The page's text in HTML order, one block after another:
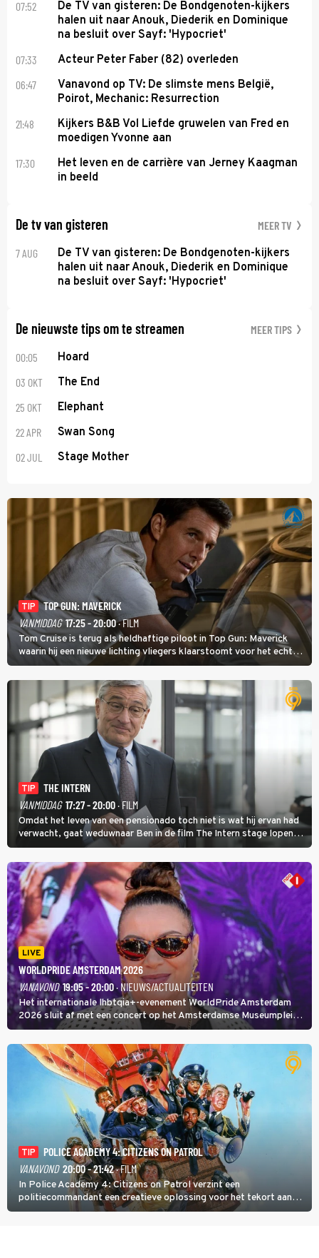
07:52
De TV van gisteren: De Bondgenoten-kijkers
halen uit naar Anouk, Diederik en Dominique
na besluit over Sayf: 'Hypocriet'
07:33 Acteur Peter Faber (82) overleden
06:47
Vanavond op TV: De slimste mens België,
Poirot, Mechanic: Resurrection
21:48
Kijkers B&B Vol Liefde gruwelen van Fred en
moedigen Yvonne aan
17:30
Het leven en de carrière van Jerney Kaagman
in beeld
De tv van gisteren MEER TV
7 AUG
De TV van gisteren: De Bondgenoten-kijkers
halen uit naar Anouk, Diederik en Dominique
na besluit over Sayf: 'Hypocriet'
De nieuwste tips om te streamen MEER TIPS
00:05 Hoard
03 OKT The End
25 OKT Elephant
22 APR Swan Song
02 JUL Stage Mother
TIP
TOP GUN: MAVERICK
VANMIDDAG 17:25 - 20:00· FILM
Tom Cruise is terug als heldhaftige piloot in Top Gun: Maverick
waarin hij een nieuwe lichting vliegers klaarstoomt voor het echte
werk.
TIP
THE INTERN
VANMIDDAG 17:27 - 20:00· FILM
Omdat het leven van een pensionado toch niet is wat hij ervan had
verwacht, gaat weduwnaar Ben in de film The Intern stage lopen
bij de hippe webwinkel van Jules, wat een gouden zet blijkt te zijn.
LIVE
WORLDPRIDE AMSTERDAM 2026
VANAVOND 19:05 - 20:00· NIEUWS/ACTUALITEITEN
Het internationale lhbtqia+-evenement WorldPride Amsterdam
2026 sluit af met een concert op het Amsterdamse Museumplein.
Anita Doth is een van de optredende artiesten. In de jaren 90
veroverde ze de wereld als zangeres van 2Unlimited.
TIP
POLICE ACADEMY 4: CITIZENS ON PATROL
VANAVOND 20:00 - 21:42· FILM
In Police Academy 4: Citizens on Patrol verzint een
politiecommandant een creatieve oplossing voor het tekort aan
agenten.